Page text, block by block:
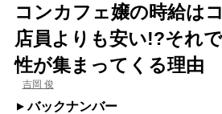
コンカフェ嬢の時給は
店員よりも安い!?それ
性が集まってくる理由
吉岡 俊
バックナンバー